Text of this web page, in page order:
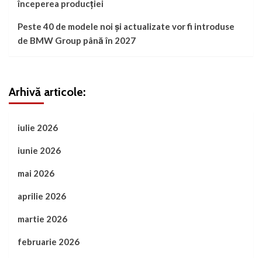
începerea producției
Peste 40 de modele noi și actualizate vor fi introduse
de BMW Group până în 2027
Arhivă articole:
iulie 2026
iunie 2026
mai 2026
aprilie 2026
martie 2026
februarie 2026